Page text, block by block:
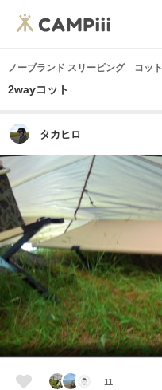
ノーブランド スリーピング コット
2wayコット
タカヒロ
11